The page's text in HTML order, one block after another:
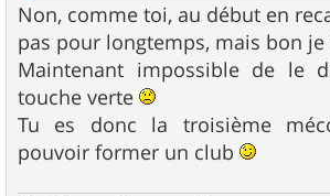
Non, comme toi, au début en
pas pour longtemps, mais bon je
Maintenant impossible de le
touche verte
Tu es donc la troisième
pouvoir former un club